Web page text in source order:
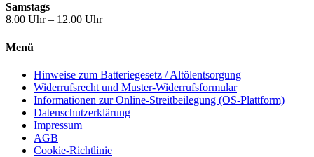
Samstags
8.00 Uhr – 12.00 Uhr
Menü
Hinweise zum Batteriegesetz / Altölentsorgung
Widerrufsrecht und Muster-Widerrufsformular
Informationen zur Online-Streitbeilegung (OS-Plattform)
Datenschutzerklärung
Impressum
AGB
Cookie-Richtlinie